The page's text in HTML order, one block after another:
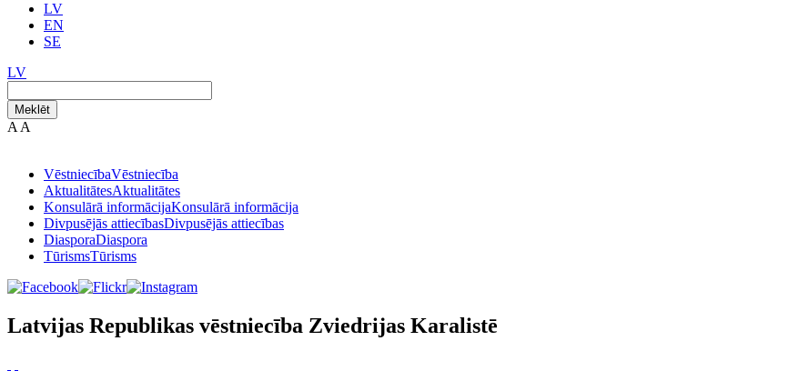
LV
EN
SE
LV
Meklēt
A A
VēstniecībaVēstniecība
AktualitātesAktualitātes
Konsulārā informācijaKonsulārā informācija
Divpusējās attiecībasDivpusējās attiecības
DiasporaDiaspora
TūrismsTūrisms
Latvijas Republikas vēstniecība Zviedrijas Karalistē